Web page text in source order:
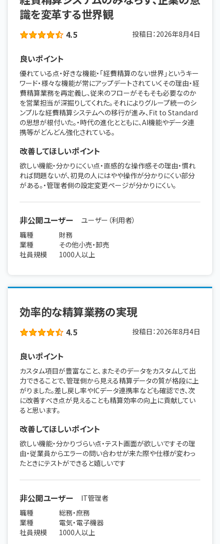
識を変革する世界観
4.5 投稿日： 2026年8月4日
良いポイント
優れている点・好きな機能・「経費精算のない世界」というキー
ワード・様々な機能が常にアップデートされていくその理由・経
費精算業務を再定義し、従来のフローがそもそも必要なのか
を営業担当が深掘りしてくれた。それによりグループ統一のシ
ンプルな経費精算システムへの移行が進み、Fit to Standard
の思想が根付いた。・時代の進化とともに、AI機能やデータ連
携等がどんどん強化されている。
改善してほしいポイント
欲しい機能・分かりにくい点・直感的な操作感その理由・慣れ
れば問題ないが、初見の人にはやや操作が分かりにくい部分
がある。・管理者側の設定変更ページが分かりにくい。
非公開ユーザー
ユーザー（利用者）
職種
財務
業種
その他小売・卸売
社員規模
1000人以上
効率的な精算業務の実現
4.5 投稿日： 2026年8月4日
良いポイント
カスタム項目が豊富なこと、またそのデータをカスタムして出
力できることで、管理側から見える精算データの質が格段に上
がりました。差し戻し率やICデータ連携率なども確認でき、次
に改善すべき点が見えることも精算効率の向上に貢献してい
ると思います。
改善してほしいポイント
欲しい機能・分かりづらい点・テスト画面が欲しいですその理
由・従業員からエラーの問い合わせが来た際や仕様が変わっ
たときにテストができると嬉しいです
非公開ユーザー
IT管理者
職種
総務・庶務
業種
電気・電子機器
社員規模
1000人以上